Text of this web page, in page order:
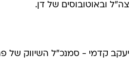
צה"ל ובאוטובוסים של דן.
יעקב קדמי - סמנכ"ל השיווק של